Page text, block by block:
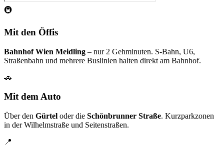
🚇
Mit den Öffis
Bahnhof Wien Meidling – nur 2 Gehminuten. S-Bahn, U6,
Straßenbahn und mehrere Buslinien halten direkt am Bahnhof.
🚗
Mit dem Auto
Über den Gürtel oder die Schönbrunner Straße. Kurzparkzonen
in der Wilhelmstraße und Seitenstraßen.
📍